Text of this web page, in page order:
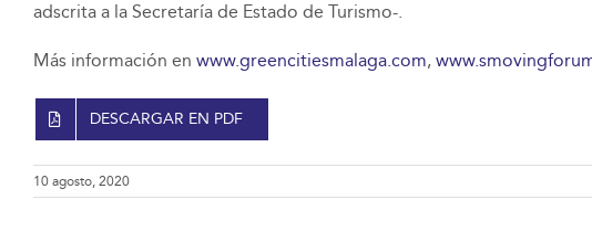
adscrita a la Secretaría de Estado de Turismo-.
Más información en www.greencitiesmalaga.com,
DESCARGAR EN PDF
10 agosto, 2020